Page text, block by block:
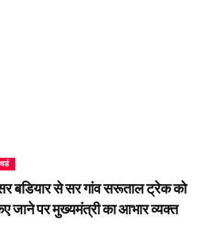
बडियार से सर गांव सरूताल ट्रेक को
जाने पर मुख्यमंत्री का आभार व्यक्त